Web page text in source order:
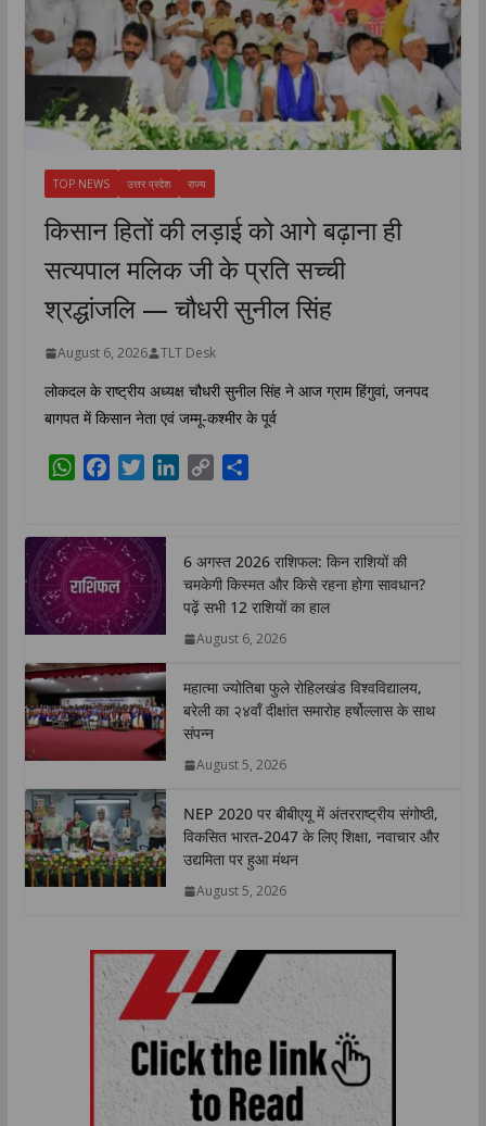
TOP NEWS उत्तर प्रदेश राज्य
किसान हितों की लड़ाई को आगे बढ़ाना ही
सत्यपाल मलिक जी के प्रति सच्ची
श्रद्धांजलि — चौधरी सुनील सिंह
August 6, 2026 TLT Desk
लोकदल के राष्ट्रीय अध्यक्ष चौधरी सुनील सिंह ने आज ग्राम हिंगुवां, जनपद
बागपत में किसान नेता एवं जम्मू-कश्मीर के पूर्व
W
t
s
A
p
e
b
o
o
t
t
e
r
e
d
n
L
i
k
e
6 अगस्त 2026 राशिफल: किन राशियों की
चमकेगी किस्मत और किसे रहना होगा सावधान?
पढ़ें सभी 12 राशियों का हाल
August 6, 2026
महात्मा ज्योतिबा फुले रोहिलखंड विश्वविद्यालय,
बरेली का २४वाँ दीक्षांत समारोह हर्षोल्लास के साथ
संपन्न
August 5, 2026
NEP 2020 पर बीबीएयू में अंतरराष्ट्रीय संगोष्ठी,
विकसित भारत-2047 के लिए शिक्षा, नवाचार और
उद्यमिता पर हुआ मंथन
August 5, 2026